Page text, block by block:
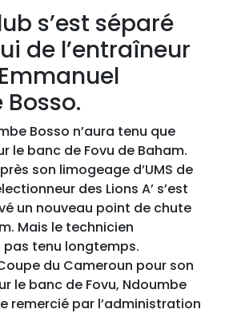
s’est séparé
de l’entraîneur
Bosso n’aura tenu que
le banc de Fovu de Baham.
son limogeage d’UMS de
des Lions A’ s’est
un nouveau point de chute
Mais le technicien
pas tenu longtemps.
du Cameroun pour son
le banc de Fovu, Ndoumbe
remercié par l’administration